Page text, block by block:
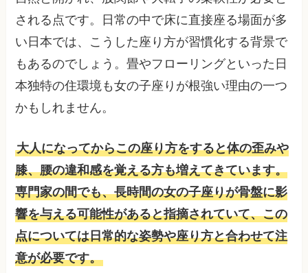
される点です。日常の中で床に直接座る場面が多
い日本では、こうした座り方が習慣化する背景で
もあるのでしょう。畳やフローリングといった日
本独特の住環境も女の子座りが根強い理由の一つ
かもしれません。
大人になってからこの座り方をすると体の歪みや
膝、腰の違和感を覚える方も増えてきています。
専門家の間でも、長時間の女の子座りが骨盤に影
響を与える可能性があると指摘されていて、この
点については日常的な姿勢や座り方と合わせて注
意が必要です。